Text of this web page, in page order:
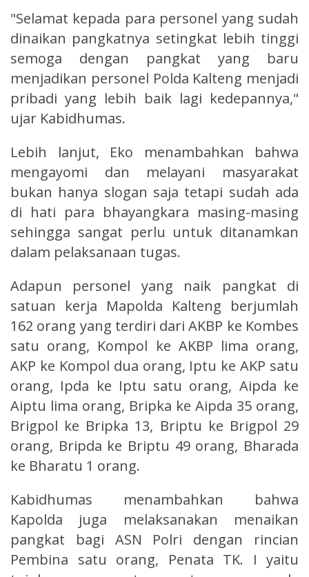
"Selamat kepada para personel yang sudah
dinaikan pangkatnya setingkat lebih tinggi
semoga dengan pangkat yang baru
menjadikan personel Polda Kalteng menjadi
pribadi yang lebih baik lagi kedepannya,"
ujar Kabidhumas.
Lebih lanjut, Eko menambahkan bahwa
mengayomi dan melayani masyarakat
bukan hanya slogan saja tetapi sudah ada
di hati para bhayangkara masing-masing
sehingga sangat perlu untuk ditanamkan
dalam pelaksanaan tugas.
Adapun personel yang naik pangkat di
satuan kerja Mapolda Kalteng berjumlah
162 orang yang terdiri dari AKBP ke Kombes
satu orang, Kompol ke AKBP lima orang,
AKP ke Kompol dua orang, Iptu ke AKP satu
orang, Ipda ke Iptu satu orang, Aipda ke
Aiptu lima orang, Bripka ke Aipda 35 orang,
Brigpol ke Bripka 13, Briptu ke Brigpol 29
orang, Bripda ke Briptu 49 orang, Bharada
ke Bharatu 1 orang.
Kabidhumas menambahkan bahwa
Kapolda juga melaksanakan menaikan
pangkat bagi ASN Polri dengan rincian
Pembina satu orang, Penata TK. I yaitu